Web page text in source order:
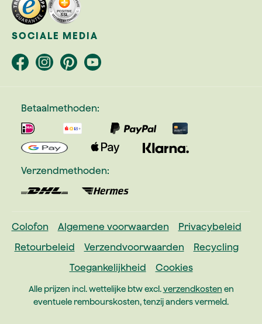
SOCIALE MEDIA
Betaalmethoden:
Verzendmethoden:
Colofon Algemene voorwaarden
Privacybeleid
Retourbeleid
Verzendvoorwaarden
Recycling
Toegankelijkheid
Cookies
Alle prijzen incl. wettelijke btw excl.verzendkosten en
eventuele rembourskosten, tenzij anders vermeld.